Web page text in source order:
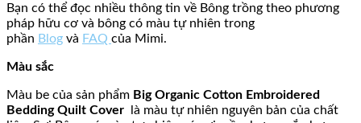
Bạn có thể đọc nhiều thông tin về Bông trồng theo phương
pháp hữu cơ và bông có màu tự nhiên trong
phần Blog và FAQ của Mimi.
Màu sắc
Màu be của sản phẩm Big Organic Cotton Embroidered
Bedding Quilt Cover
là màu tự nhiên nguyên bản của chất